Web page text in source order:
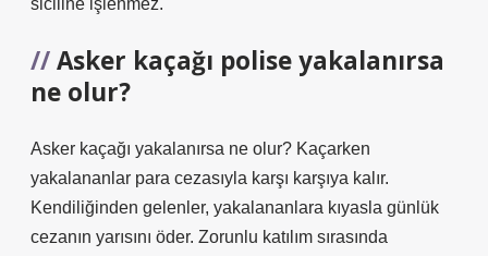
siciline işlenmez.
Asker kaçağı polise yakalanırsa
ne olur?
Asker kaçağı yakalanırsa ne olur? Kaçarken
yakalananlar para cezasıyla karşı karşıya kalır.
Kendiliğinden gelenler, yakalananlara kıyasla günlük
cezanın yarısını öder. Zorunlu katılım sırasında